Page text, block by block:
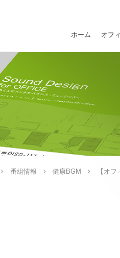
ホーム オフ
番組情報 健康BGM 【オ